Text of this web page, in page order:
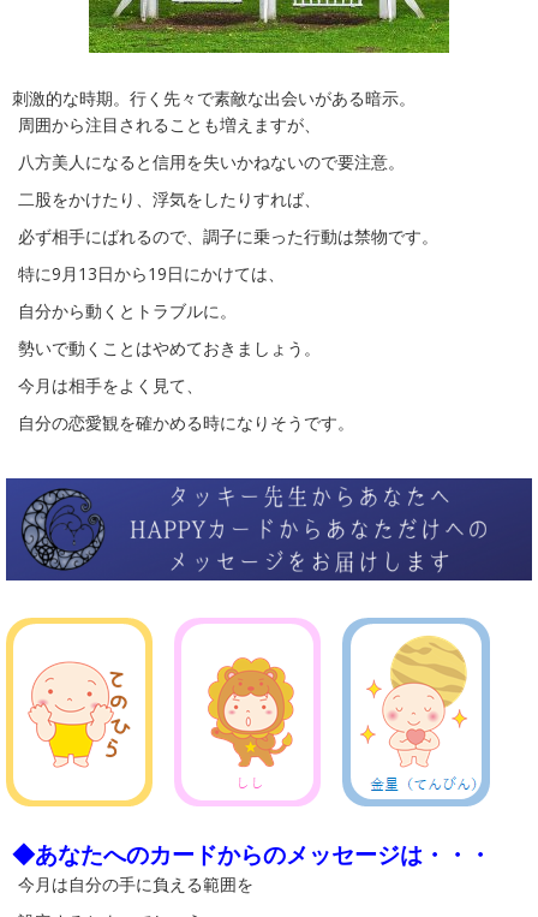
刺激的な時期。行く先々で素敵な出会いがある暗示。
周囲から注目されることも増えますが、
八方美人になると信用を失いかねないので要注意。
二股をかけたり、浮気をしたりすれば、
必ず相手にばれるので、調子に乗った行動は禁物です。
特に9月13日から19日にかけては、
自分から動くとトラブルに。
勢いで動くことはやめておきましょう。
今月は相手をよく見て、
自分の恋愛観を確かめる時になりそうです。
◆あなたへのカードからのメッセージは・・・
今月は自分の手に負える範囲を